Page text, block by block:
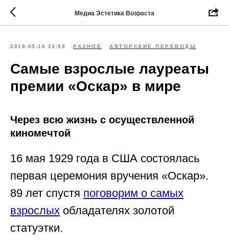
Медиа Эстетика Возраста
2018-05-16 23:59 РАЗНОЕ АВТОРСКИЕ ПЕРЕВОДЫ
Самые взрослые лауреаты
премии «Оскар» в мире
Через всю жизнь с осуществленной
киномечтой
16 мая 1929 года в США состоялась
первая церемония вручения «Оскар».
89 лет спустя поговорим о самых
взрослых обладателях золотой
статуэтки.